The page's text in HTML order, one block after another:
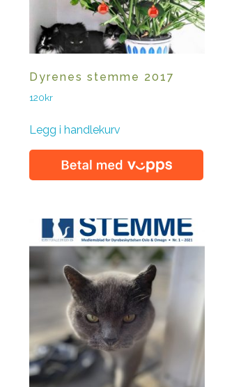
Dyrenes stemme 2017
120kr
Legg i handlekurv